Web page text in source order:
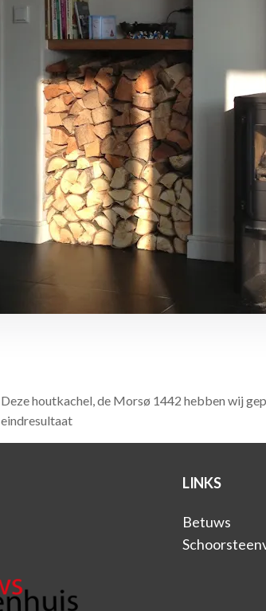
Deze houtkachel, de Morsø 1442 hebben wij
eindresultaat
LINKS
Betuws